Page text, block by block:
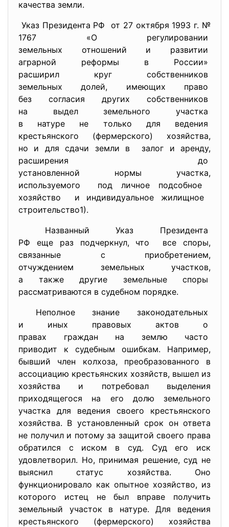
качества земли.
Указ Президента РФ от 27 октября 1993 г. №
1767 «О регулировании
земельных отношений и развитии
аграрной реформы в России»
расширил круг собственников
земельных долей, имеющих право
без согласия других собственников
на выдел земельного участка
в натуре не только для ведения
крестьянского (фермерского) хозяйства,
но и для сдачи земли в залог и аренду,
расширения до
установленной нормы участка,
используемого под личное подсобное
хозяйство и индивидуальное жилищное
строительство1).
Названный Указ Президента
РФ еще раз подчеркнул, что все споры,
связанные с приобретением,
отчуждением земельных участков,
а также другие земельные споры
рассматриваются в судебном порядке.
Неполное знание законодательных
и иных правовых актов о
правах граждан на землю часто
приводит к судебным ошибкам. Например,
бывший член колхоза, преобразованного в
ассоциацию крестьянских хозяйств, вышел из
хозяйства и потребовал выделения
приходящегося на его долю земельного
участка для ведения своего крестьянского
хозяйства. В установленный срок он ответа
не получил и потому за защитой своего права
обратился с иском в суд. Суд его иск
удовлетворил. Но, принимая решение, суд не
выяснил статус хозяйства. Оно
функционировало как опытное хозяйство, из
которого истец не был вправе получить
земельный участок в натуре. Для ведения
крестьянского (фермерского) хозяйства